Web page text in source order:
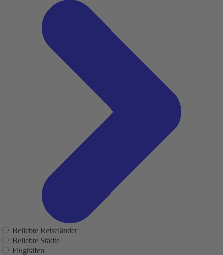
Beliebte Reiseländer
Beliebte Städte
Flughäfen